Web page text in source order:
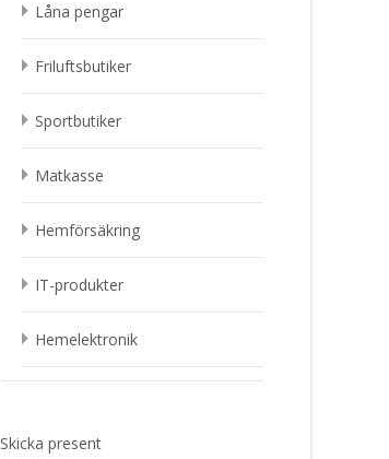
Delfin, 30cm – Wild Republic –
Nallar & mjukisdjur
229kr Sparbössa, Kossa
Låna pengar
Friluftsbutiker
Sportbutiker
Matkasse
Hemförsäkring
IT-produkter
Hemelektronik
Skicka present